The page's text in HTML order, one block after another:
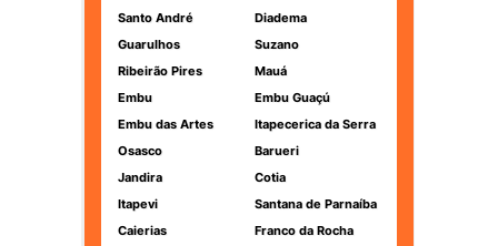
Santo André
Diadema
Guarulhos
Suzano
Ribeirão Pires
Mauá
Embu
Embu Guaçú
Embu das Artes
Itapecerica da Serra
Osasco
Barueri
Jandira
Cotia
Itapevi
Santana de Parnaíba
Caierias
Franco da Rocha